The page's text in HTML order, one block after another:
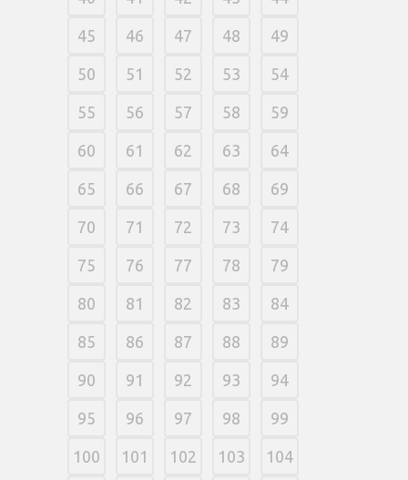
45 46 47 48 49
50 51 52 53 54
55 56 57 58 59
60 61 62 63 64
65 66 67 68 69
70 71 72 73 74
75 76 77 78 79
80 81 82 83 84
85 86 87 88 89
90 91 92 93 94
95 96 97 98 99
100 101 102 103 104